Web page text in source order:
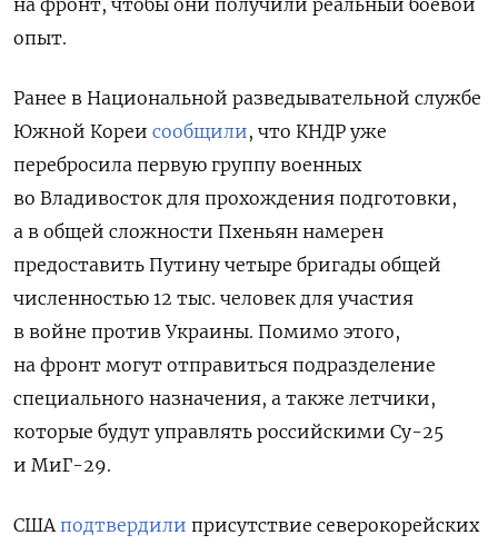
опыт.
Ранее в Национальной разведывательной службе
Южной Кореи сообщили, что КНДР уже
перебросила первую группу военных
во Владивосток для прохождения подготовки,
а в общей сложности Пхеньян намерен
предоставить Путину четыре бригады общей
численностью 12 тыс. человек для участия
в войне против Украины. Помимо этого,
на фронт могут отправиться подразделение
специального назначения, а также летчики,
которые будут управлять российскими Су-25
и МиГ-29.
США подтвердили присутствие северокорейских